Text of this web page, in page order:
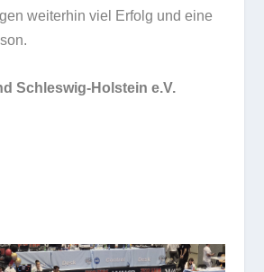
weiterhin viel Erfolg und eine
Schleswig-Holstein e.V.